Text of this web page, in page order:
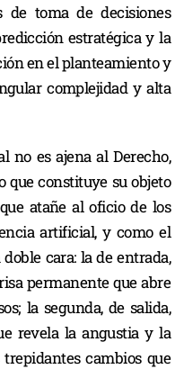
de toma de decisiones
estratégica y la
en el planteamiento y
complejidad y alta
no es ajena al Derecho,
que constituye su objeto
atañe al oficio de los
artificial, y como el
cara: la de entrada,
permanente que abre
la segunda, de salida,
revela la angustia y la
cambios que